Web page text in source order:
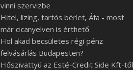
vinni szervizbe
Hitel, lízing, tartós bérlet, Áfa - most
már cicanyelven is érthető
Hol akad becsületes régi pénz
felvásárlás Budapesten?
Hőszivattyú az Esté-Credit Side Kft-től